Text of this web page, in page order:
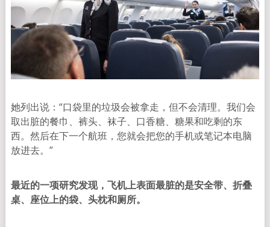
她列出说：“口袋里的垃圾会被拿走，但不会清理。我们会
取出脏的餐巾、裤头、袜子、口香糖、糖果和吃剩的东
西。然后在下一个航班，您就会把您的手机或笔记本电脑
放进去。”
最近的一项研究发现，飞机上表面最脏的是安全带、折叠
桌、座位上的袋、头枕和厕所。